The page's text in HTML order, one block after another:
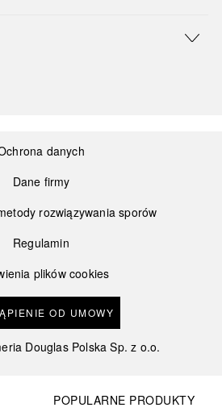
danych
Dane firmy
rozwiązywania sporów
Regulamin
plików cookies
OD UMOWY
Douglas Polska Sp. z o.o.
POPULARNE PRODUKTY